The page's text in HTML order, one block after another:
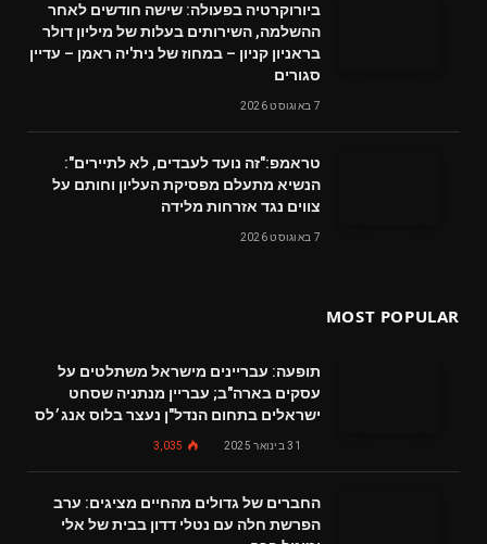
ביורוקרטיה בפעולה: שישה חודשים לאחר
ההשלמה, השירותים בעלות של מיליון דולר
בראניון קניון – במחוז של נית'יה ראמן – עדיין
סגורים
7 באוגוסט 2026
טראמפ:"זה נועד לעבדים, לא לתיירים":
הנשיא מתעלם מפסיקת העליון וחותם על
צווים נגד אזרחות מלידה
7 באוגוסט 2026
MOST POPULAR
תופעה: עבריינים מישראל משתלטים על
עסקים בארה"ב; עבריין מנתניה שסחט
ישראלים בתחום הנדל"ן נעצר בלוס אנג׳לס
31 בינואר 2025 3,035
החברים של גדולים מהחיים מציגים: ערב
הפרשת חלה עם נטלי דדון בבית של אלי